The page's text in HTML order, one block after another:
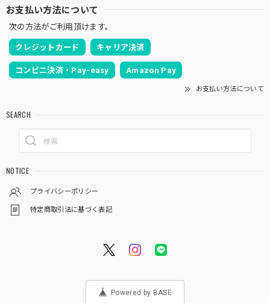
お支払い方法について
次の方法がご利用頂けます。
クレジットカード キャリア決済
コンビニ決済・Pay-easy Amazon Pay
お支払い方法について
SEARCH
NOTICE
プライバシーポリシー
特定商取引法に基づく表記
Powered by BASE